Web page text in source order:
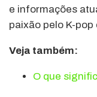
e informações
paixão pelo K-
Veja também:
O que